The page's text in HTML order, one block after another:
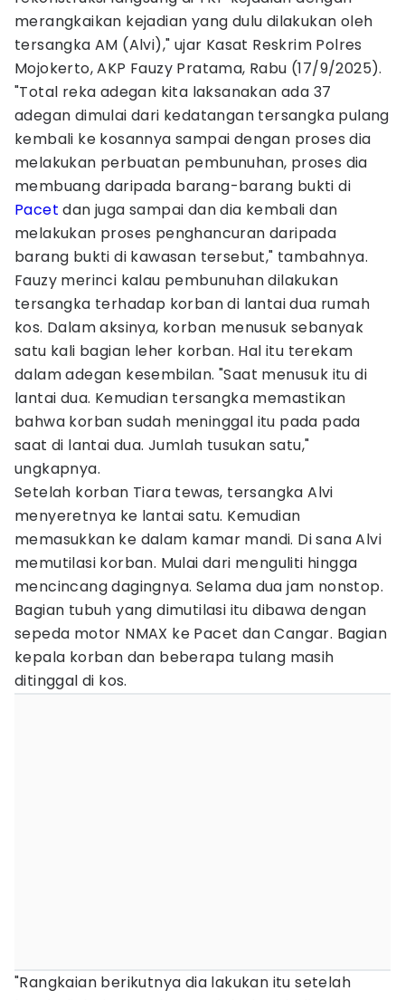
merangkaikan kejadian yang dulu dilakukan oleh
tersangka AM (Alvi)," ujar Kasat Reskrim Polres
Mojokerto, AKP Fauzy Pratama, Rabu (17/9/2025).
"Total reka adegan kita laksanakan ada 37
adegan dimulai dari kedatangan tersangka pulang
kembali ke kosannya sampai dengan proses dia
melakukan perbuatan pembunuhan, proses dia
membuang daripada barang-barang bukti di
Pacet dan juga sampai dan dia kembali dan
melakukan proses penghancuran daripada
barang bukti di kawasan tersebut," tambahnya.
Fauzy merinci kalau pembunuhan dilakukan
tersangka terhadap korban di lantai dua rumah
kos. Dalam aksinya, korban menusuk sebanyak
satu kali bagian leher korban. Hal itu terekam
dalam adegan kesembilan. "Saat menusuk itu di
lantai dua. Kemudian tersangka memastikan
bahwa korban sudah meninggal itu pada pada
saat di lantai dua. Jumlah tusukan satu,"
ungkapnya.
Setelah korban Tiara tewas, tersangka Alvi
menyeretnya ke lantai satu. Kemudian
memasukkan ke dalam kamar mandi. Di sana Alvi
memutilasi korban. Mulai dari menguliti hingga
mencincang dagingnya. Selama dua jam nonstop.
Bagian tubuh yang dimutilasi itu dibawa dengan
sepeda motor NMAX ke Pacet dan Cangar. Bagian
kepala korban dan beberapa tulang masih
ditinggal di kos.
"Rangkaian berikutnya dia lakukan itu setelah